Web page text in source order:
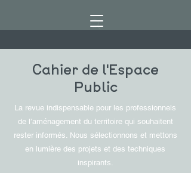
Cahier de l'Espace
Public
La revue indispensable pour les professionnels
de l’aménagement du territoire qui souhaitent
rester informés. Nous sélectionnons et mettons
en lumière des projets et des techniques
inspirants.